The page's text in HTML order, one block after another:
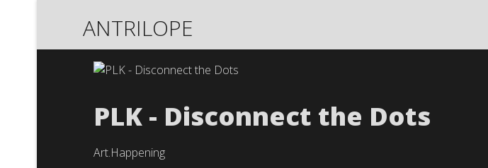
ANTRILOPE
PLK - Disconnect the Dots
Art.Happening